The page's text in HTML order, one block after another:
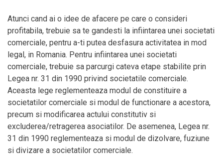
Atunci cand ai o idee de afacere pe care o consideri
profitabila, trebuie sa te gandesti la infiintarea unei societati
comerciale, pentru a-ti putea desfasura activitatea in mod
legal, in Romania. Pentru infiintarea unei societati
comerciale, trebuie sa parcurgi cateva etape stabilite prin
Legea nr. 31 din 1990 privind societatile comerciale.
Aceasta lege reglementeaza modul de constituire a
societatilor comerciale si modul de functionare a acestora,
precum si modificarea actului constitutiv si
excluderea/retragerea asociatilor. De asemenea, Legea nr.
31 din 1990 reglementeaza si modul de dizolvare, fuziune
si divizare a societatilor comerciale.